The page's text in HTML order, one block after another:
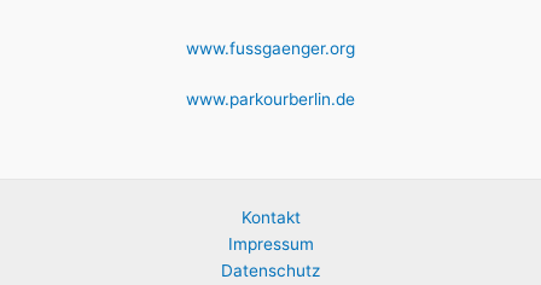
www.fussgaenger.org
www.parkourberlin.de
Kontakt
Impressum
Datenschutz